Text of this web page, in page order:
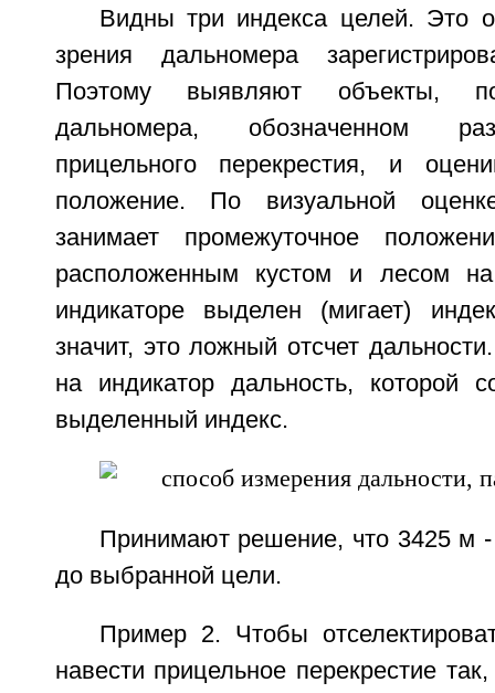
Видны три индекса целей. Это
зрения дальномера
Поэтому выявляют объекты,
дальномера, обозначенном
прицельного перекрестия, и
положение. По визуальной
занимает промежуточное
расположенным кустом и лесом
индикаторе выделен (мигает)
значит, это ложный отсчет
на индикатор дальность, которой
выделенный индекс.
Принимают решение, что 3425 м -
до выбранной цели.
Пример 2. Чтобы
навести прицельное перекрестие